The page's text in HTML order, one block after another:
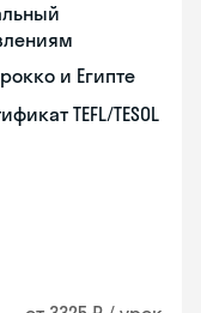
и Египте
TEFL/TESOL